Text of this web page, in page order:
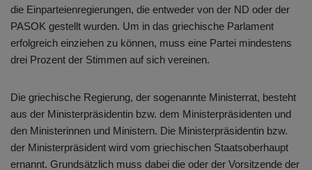
die Einparteienregierungen, die entweder von der ND oder der
PASOK gestellt wurden. Um in das griechische Parlament
erfolgreich einziehen zu können, muss eine Partei mindestens
drei Prozent der Stimmen auf sich vereinen.
Die griechische Regierung, der sogenannte Ministerrat, besteht
aus der Ministerpräsidentin bzw. dem Ministerpräsidenten und
den Ministerinnen und Ministern. Die Ministerpräsidentin bzw.
der Ministerpräsident wird vom griechischen Staatsoberhaupt
ernannt. Grundsätzlich muss dabei die oder der Vorsitzende der